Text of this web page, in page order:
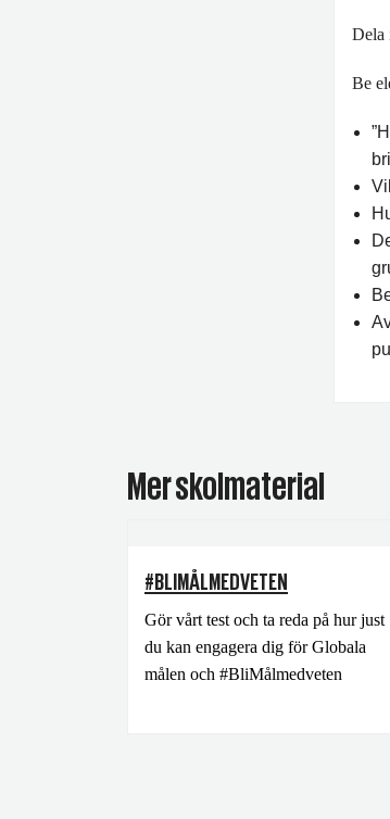
Dela
Be
Mer skolmaterial
#BLIMÅLMEDVETEN
Gör vårt test och ta reda på hur just
du kan engagera dig för Globala
målen och #BliMålmedveten